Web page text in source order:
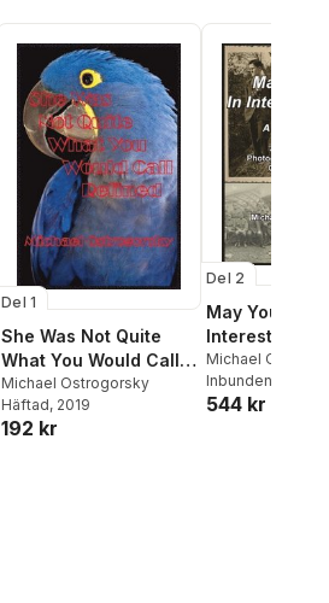
Del 1
She Was Not Quite
What You Would Call
Refined
Michael Ostrogorsky
Häftad, 2019
192 kr
Del 2
May You Live
Interesting
Michael
Inbunden
544 kr